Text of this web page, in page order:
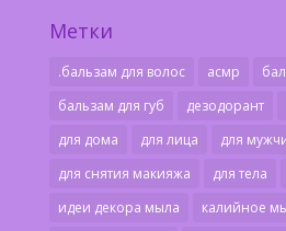
Метки
.бальзам для волос асмр
бальзам для губ
дезодорант
для дома
для лица для
для снятия макияжа
для тела
идеи декора мыла
калийное